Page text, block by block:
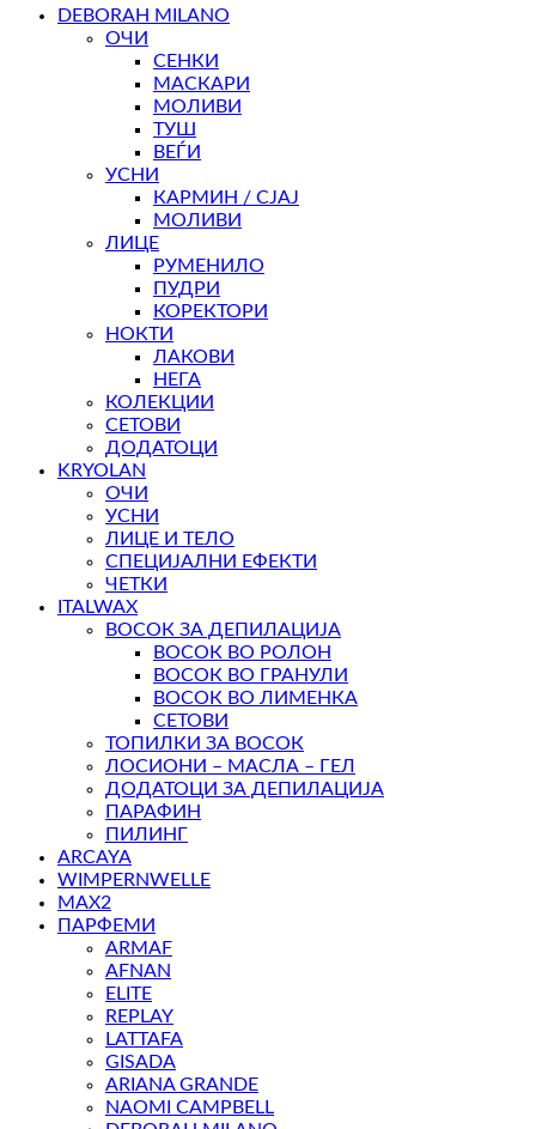
DEBORAH MILANO
ОЧИ
СЕНКИ
МАСКАРИ
МОЛИВИ
ТУШ
ВЕЃИ
УСНИ
КАРМИН / СЈАЈ
МОЛИВИ
ЛИЦЕ
РУМЕНИЛО
ПУДРИ
КОРЕКТОРИ
НОКТИ
ЛАКОВИ
НЕГА
КОЛЕКЦИИ
СЕТОВИ
ДОДАТОЦИ
KRYOLAN
ОЧИ
УСНИ
ЛИЦЕ И ТЕЛО
СПЕЦИЈАЛНИ ЕФЕКТИ
ЧЕТКИ
ITALWAX
ВОСОК ЗА ДЕПИЛАЦИЈА
ВОСОК ВО РОЛОН
ВОСОК ВО ГРАНУЛИ
ВОСОК ВО ЛИМЕНКА
СЕТОВИ
ТОПИЛКИ ЗА ВОСОК
ЛОСИОНИ – МАСЛА – ГЕЛ
ДОДАТОЦИ ЗА ДЕПИЛАЦИЈА
ПАРАФИН
ПИЛИНГ
ARCAYA
WIMPERNWELLE
MAX2
ПАРФЕМИ
ARMAF
AFNAN
ELITE
REPLAY
LATTAFA
GISADA
ARIANA GRANDE
NAOMI CAMPBELL